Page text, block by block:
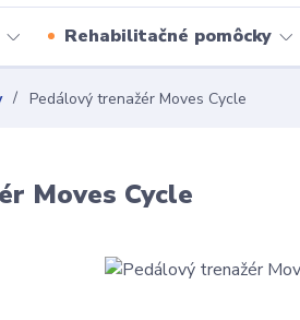
Rehabilitačné pomôcky
Pedálový trenažér Moves Cycle
Moves Cycle